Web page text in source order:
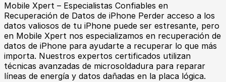
Mobile Xpert – Especialistas Confiables en
Recuperación de Datos de iPhone Perder acceso a los
datos valiosos de tu iPhone puede ser estresante, pero
en Mobile Xpert nos especializamos en recuperación de
datos de iPhone para ayudarte a recuperar lo que más
importa. Nuestros expertos certificados utilizan
técnicas avanzadas de microsoldadura para reparar
líneas de energía y datos dañadas en la placa lógica.